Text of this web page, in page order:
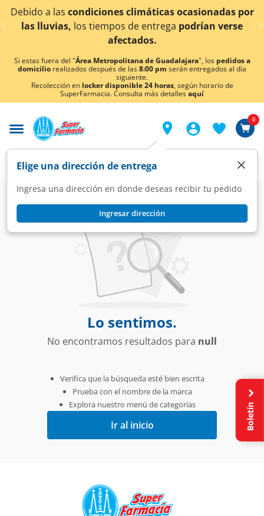
< div class="carousel-inner">
Debido a las condiciones climáticas ocasionadas por
las lluvias, los tiempos de entrega podrían verse
afectados.
Si estas fuera del "Área Metropolitana de Guadalajara", los pedidos a
domicilio realizados después de las8:00 pm serán entregados al día
siguiente.
Recolección en locker disponible 24 horas, según horario de
SuperFarmacia. Consulta más detallesaquí
Elige una dirección de entrega
Ingresa una dirección en donde deseas recibir tu pedido
Ingresar dirección
×
0
Resultados
Lo sentimos.
No encontramos resultados para null
Verifica que la búsqueda esté bien escrita
Prueba con el nombre de la marca
Explora nuestro menú de categorías
Ir al inicio Boletín